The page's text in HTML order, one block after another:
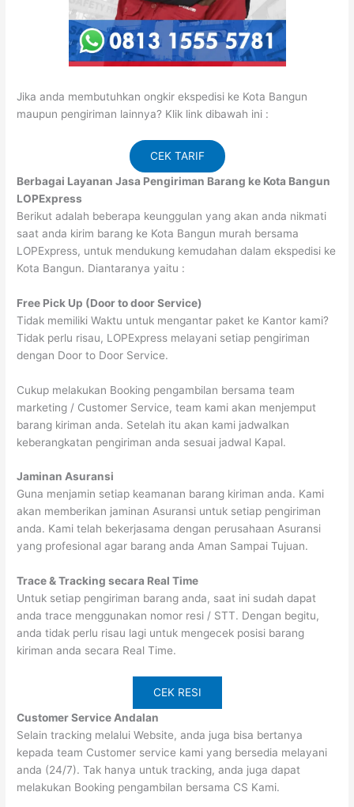
Jika anda membutuhkan ongkir ekspedisi ke Kota Bangun
maupun pengiriman lainnya? Klik link dibawah ini :
CEK TARIF
Berbagai Layanan Jasa Pengiriman Barang ke Kota Bangun
LOPExpress
Berikut adalah beberapa keunggulan yang akan anda nikmati
saat anda kirim barang ke Kota Bangun murah bersama
LOPExpress, untuk mendukung kemudahan dalam ekspedisi ke
Kota Bangun. Diantaranya yaitu :
Free Pick Up (Door to door Service)
Tidak memiliki Waktu untuk mengantar paket ke Kantor kami?
Tidak perlu risau, LOPExpress melayani setiap pengiriman
dengan Door to Door Service.
Cukup melakukan Booking pengambilan bersama team
marketing / Customer Service, team kami akan menjemput
barang kiriman anda. Setelah itu akan kami jadwalkan
keberangkatan pengiriman anda sesuai jadwal Kapal.
Jaminan Asuransi
Guna menjamin setiap keamanan barang kiriman anda. Kami
akan memberikan jaminan Asuransi untuk setiap pengiriman
anda. Kami telah bekerjasama dengan perusahaan Asuransi
yang profesional agar barang anda Aman Sampai Tujuan.
Trace & Tracking secara Real Time
Untuk setiap pengiriman barang anda, saat ini sudah dapat
anda trace menggunakan nomor resi / STT. Dengan begitu,
anda tidak perlu risau lagi untuk mengecek posisi barang
kiriman anda secara Real Time.
CEK RESI
Customer Service Andalan
Selain tracking melalui Website, anda juga bisa bertanya
kepada team Customer service kami yang bersedia melayani
anda (24/7). Tak hanya untuk tracking, anda juga dapat
melakukan Booking pengambilan bersama CS Kami.